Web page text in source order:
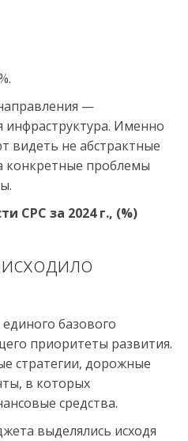
—
Именно
видеть не абстрактные
конкретные проблемы
СРС за 2024 г., (%)
базового
приоритеты развития.
стратегии, дорожные
в которых
средства.
выделялись исходя